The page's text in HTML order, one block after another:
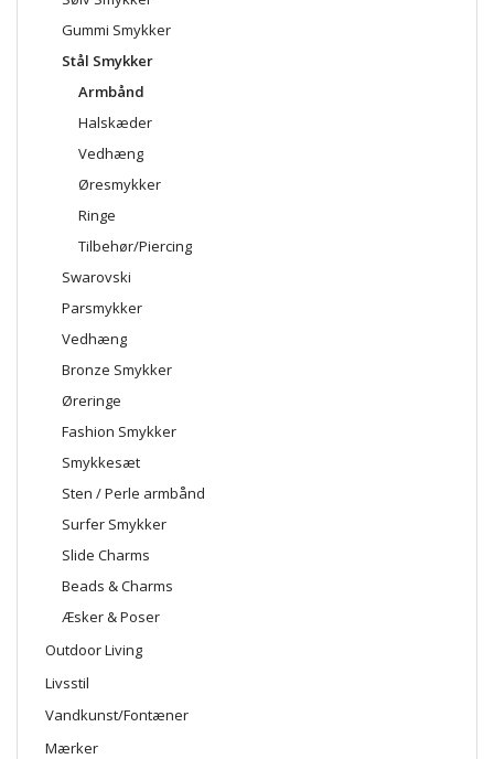
Gummi Smykker
Stål Smykker
Armbånd
Halskæder
Vedhæng
Øresmykker
Ringe
Tilbehør/Piercing
Swarovski
Parsmykker
Vedhæng
Bronze Smykker
Øreringe
Fashion Smykker
Smykkesæt
Sten / Perle armbånd
Surfer Smykker
Slide Charms
Beads & Charms
Æsker & Poser
Outdoor Living
Livsstil
Vandkunst/Fontæner
Mærker